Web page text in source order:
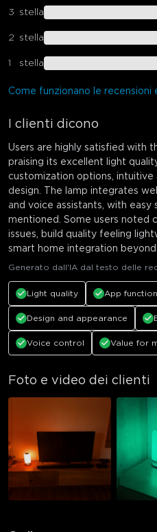
3 stella
2 stella
1 stella
Come funzionano le recensioni
I clienti dicono
Users are highly satisfied with
praising its excellent light
customization options,
design. The lamp integrates
and voice assistants, with
mentioned. Some users noted
issues, build quality feeling
smart home integration beyond
Generato dall'IA dal testo delle
Light quality App
Design and appearance
Voice control Value for
Foto e video dei clienti